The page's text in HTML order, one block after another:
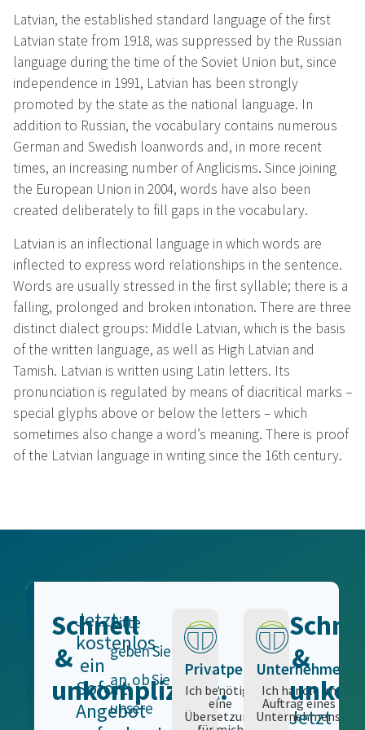
Latvian, the established standard language of the first
Latvian state from 1918, was suppressed by the Russian
language during the time of the Soviet Union but, since
independence in 1991, Latvian has been strongly
promoted by the state as the national language. In
addition to Russian, the vocabulary contains numerous
German and Swedish loanwords and, in more recent
times, an increasing number of Anglicisms. Since joining
the European Union in 2004, words have also been
created deliberately to fill gaps in the vocabulary.
Latvian is an inflectional language in which words are
inflected to express word relationships in the sentence.
Words are usually stressed in the first syllable; there is a
falling, prolonged and broken intonation. There are three
distinct dialect groups: Middle Latvian, which is the basis
of the written language, as well as High Latvian and
Tamish. Latvian is written using Latin letters. Its
pronunciation is regulated by means of diacritical marks –
special glyphs above or below the letters – which
sometimes also change a word’s meaning. There is proof
of the Latvian language in writing since the 16th century.
Schnell
&
unkompliziert.
Jetzt
kostenlos
ein
Sofort-
Angebot
Bitte
geben Sie
an, ob Sie
unsere
Privatperson
Ich benötige
eine
Übersetzung
Unternehmen
Ich handle im
Auftrag eines
Unternehmens.
&
Jetzt